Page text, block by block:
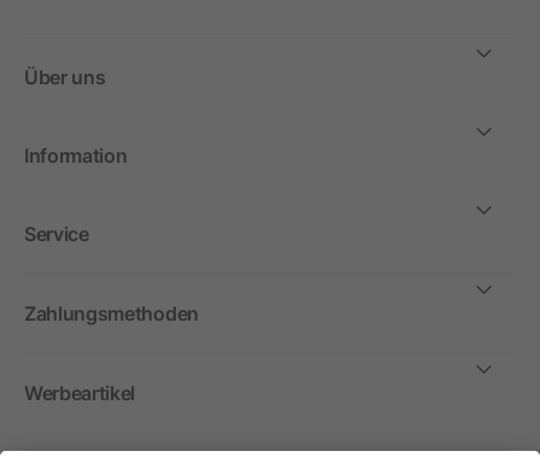
Über uns
Information
Service
Zahlungsmethoden
Werbeartikel